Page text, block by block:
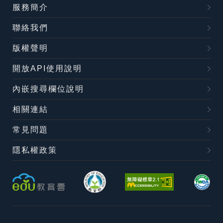
服務簡介
聯絡我們
版權聲明
開放API使用說明
內嵌搜尋欄位說明
相關連結
常見問題
隱私權政策